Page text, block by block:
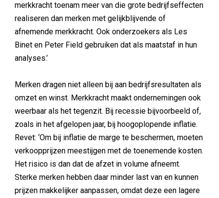
merkkracht toenam meer van die grote bedrijfseffecten
realiseren dan merken met gelijkblijvende of
afnemende merkkracht. Ook onderzoekers als Les
Binet en Peter Field gebruiken dat als maatstaf in hun
analyses.’
Merken dragen niet alleen bij aan bedrijfsresultaten als
omzet en winst. Merkkracht maakt ondernemingen ook
weerbaar als het tegenzit. Bij recessie bijvoorbeeld of,
zoals in het afgelopen jaar, bij hoogoplopende inflatie.
Revet: ‘Om bij inflatie de marge te beschermen, moeten
verkoopprijzen meestijgen met de toenemende kosten.
Het risico is dan dat de afzet in volume afneemt.
Sterke merken hebben daar minder last van en kunnen
prijzen makkelijker aanpassen, omdat deze een lagere